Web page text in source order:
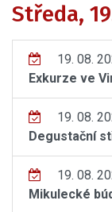
Středa,
19. 08.
Exkurze ve
19. 08.
Degustační
19. 08.
Mikulecké